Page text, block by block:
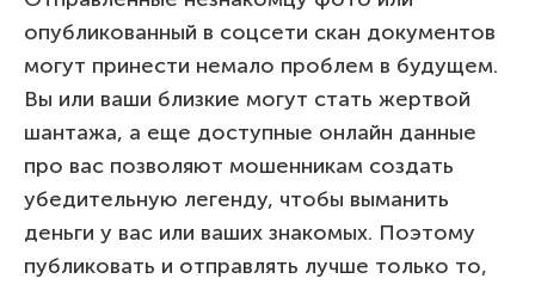
опубликованный в соцсети скан документов
могут принести немало проблем в будущем.
Вы или ваши близкие могут стать жертвой
шантажа, а еще доступные онлайн данные
про вас позволяют мошенникам создать
убедительную легенду, чтобы выманить
деньги у вас или ваших знакомых. Поэтому
публиковать и отправлять лучше только то,